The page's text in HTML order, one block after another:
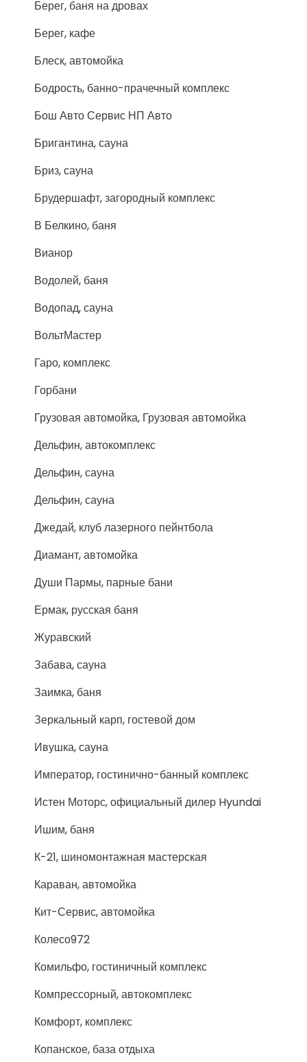
Берег, баня на дровах
Берег, кафе
Блеск, автомойка
Бодрость, банно-прачечный комплекс
Бош Авто Сервис НП Авто
Бригантина, сауна
Бриз, сауна
Брудершафт, загородный комплекс
В Белкино, баня
Вианор
Водолей, баня
Водопад, сауна
ВольтМастер
Гаро, комплекс
Горбани
Грузовая автомойка, Грузовая автомойка
Дельфин, автокомплекс
Дельфин, сауна
Дельфин, сауна
Джедай, клуб лазерного пейнтбола
Диамант, автомойка
Души Пармы, парные бани
Ермак, русская баня
Журавский
Забава, сауна
Заимка, баня
Зеркальный карп, гостевой дом
Ивушка, сауна
Император, гостинично-банный комплекс
Истен Моторс, официальный дилер Hyundai
Ишим, баня
К-21, шиномонтажная мастерская
Караван, автомойка
Кит-Сервис, автомойка
Колесо972
Комильфо, гостиничный комплекс
Компрессорный, автокомплекс
Комфорт, комплекс
Копанское, база отдыха